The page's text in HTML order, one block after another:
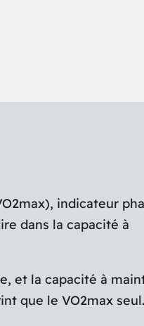
indicateur
dans la capacité à
et la capacité à
que le VO2max seul.